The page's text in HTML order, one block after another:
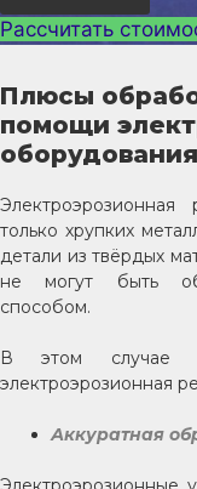
Рассчитать
Плюсы
помощи
оборудования​
только хрупких
детали из твёрдых
не могут быть
способом.
В этом случае
электроэрозионная
Аккуратная